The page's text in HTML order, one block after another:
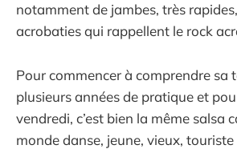
notamment de jambes, très
acrobaties qui rappellent le rock
Pour commencer à comprendre sa
plusieurs années de pratique et
vendredi, c’est bien la même salsa
monde danse, jeune, vieux,